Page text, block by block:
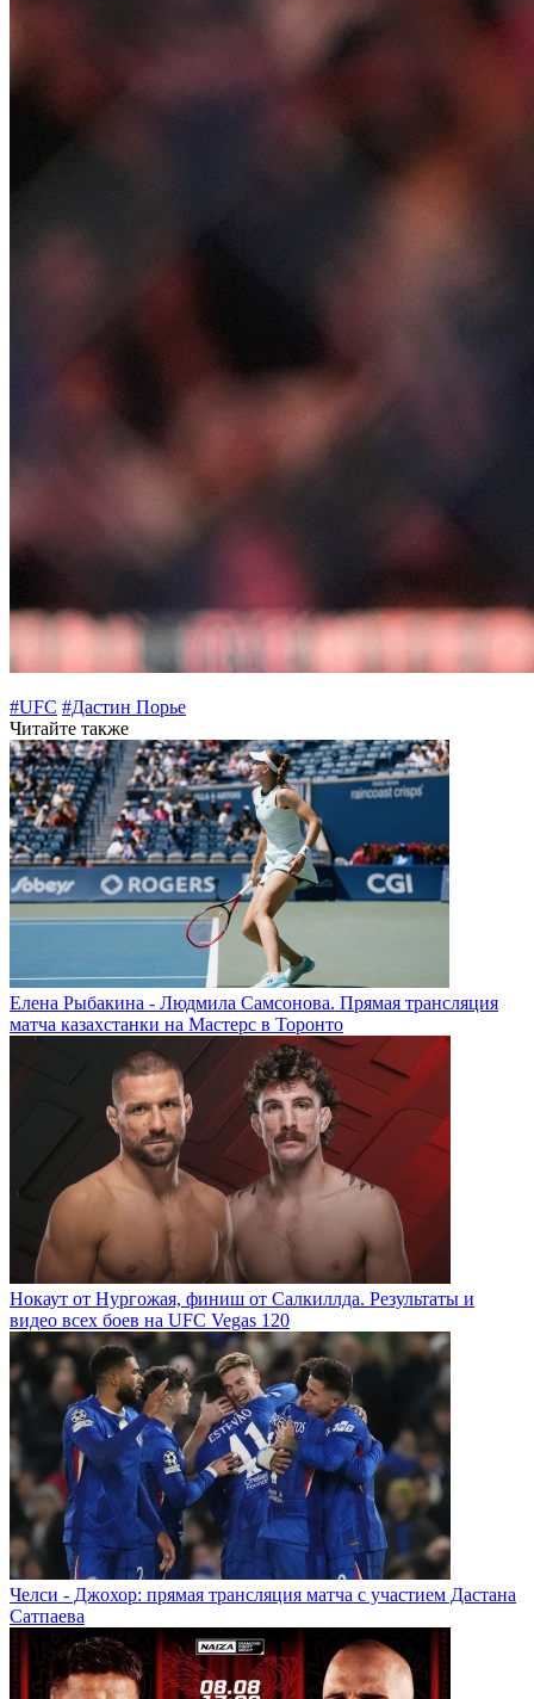
#UFC #Дастин Порье
Читайте также
Елена Рыбакина - Людмила Самсонова. Прямая трансляция
матча казахстанки на Мастерс в Торонто
Нокаут от Нургожая, финиш от Салкиллда. Результаты и
видео всех боев на UFC Vegas 120
Челси - Джохор: прямая трансляция матча с участием Дастана
Сатпаева